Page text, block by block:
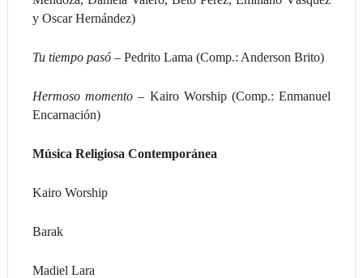
y Oscar Hernández)
Tu tiempo pasó – Pedrito Lama (Comp.: Anderson Brito)
Hermoso momento – Kairo Worship (Comp.: Enmanuel
Encarnación)
Música Religiosa Contemporánea
Kairo Worship
Barak
Madiel Lara